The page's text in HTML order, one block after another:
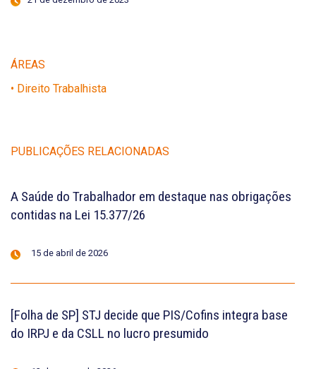
ÁREAS
• Direito Trabalhista
PUBLICAÇÕES RELACIONADAS
A Saúde do Trabalhador em destaque nas obrigações
contidas na Lei 15.377/26
15 de abril de 2026
[Folha de SP] STJ decide que PIS/Cofins integra base
do IRPJ e da CSLL no lucro presumido